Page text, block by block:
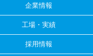
企業情報
工場・実績
採用情報